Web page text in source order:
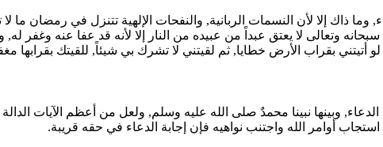
ذاك إلا لأن النسمات الربانية, والنفحات الإلهية تتنزل في رمضان ما
سبحانه وتعالى لا يعتق عبداً من عبيده من النار إلا لأنه قد عفا عنه وغفر
لو أتيتني بقراب الأرض خطايا, ثم لقيتني لا تشرك بي شيئاً, للقيتك بقرابها
الدعاء, وبينها نبينا محمدٌ صلى الله عليه وسلم, ولعل من أعظم الآيات